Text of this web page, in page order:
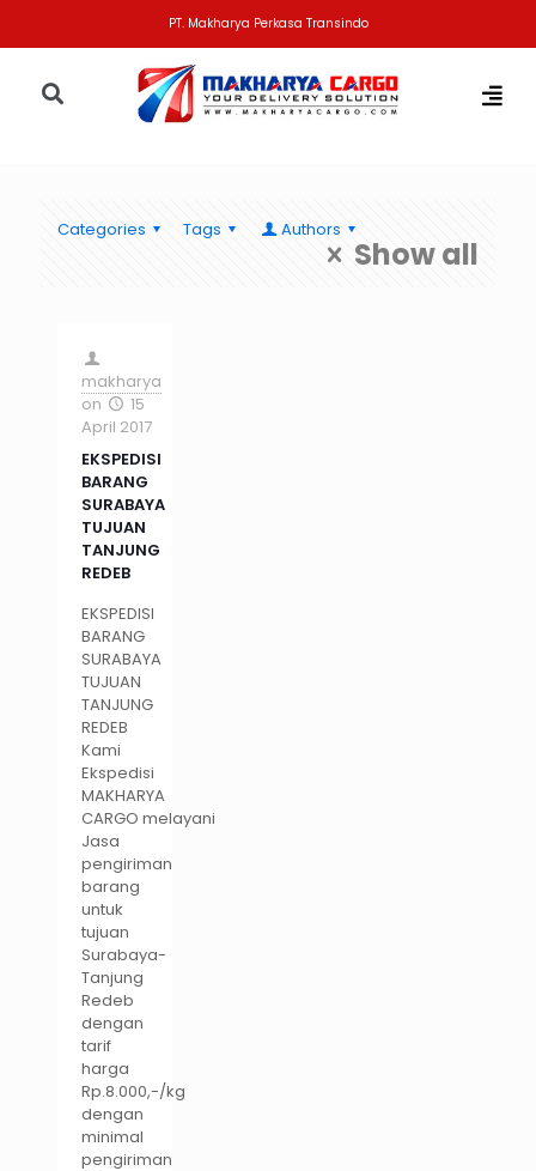
PT. Makharya Perkasa Transindo
Categories Tags Authors
Show all
makharya
on
15
April 2017
EKSPEDISI
BARANG
SURABAYA
TUJUAN
TANJUNG
REDEB
EKSPEDISI
BARANG
SURABAYA
TUJUAN
TANJUNG
REDEB
Kami
Ekspedisi
MAKHARYA
CARGO melayani
Jasa
pengiriman
barang
untuk
tujuan
Surabaya-
Tanjung
Redeb
dengan
tarif
harga
Rp.8.000,-/kg
dengan
minimal
pengiriman